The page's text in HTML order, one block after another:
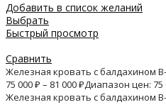
Добавить в список желаний
Выбрать
Быстрый просмотр
Сравнить
Железная кровать с балдахином
75 000₽ – 81 000₽Диапазон цен: 75
Железная кровать с балдахином